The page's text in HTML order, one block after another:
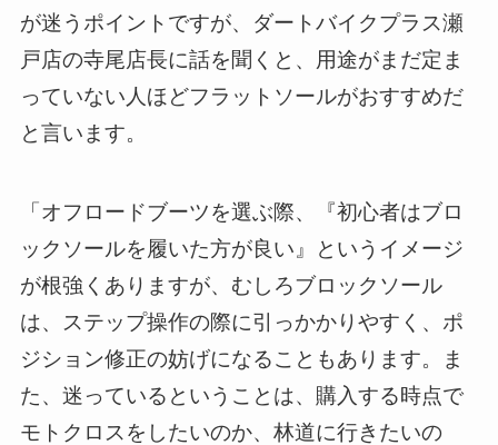
が迷うポイントですが、ダートバイクプラス瀬
戸店の寺尾店長に話を聞くと、用途がまだ定ま
っていない人ほどフラットソールがおすすめだ
と言います。
「オフロードブーツを選ぶ際、『初心者はブロ
ックソールを履いた方が良い』というイメージ
が根強くありますが、むしろブロックソール
は、ステップ操作の際に引っかかりやすく、ポ
ジション修正の妨げになることもあります。ま
た、迷っているということは、購入する時点で
モトクロスをしたいのか、林道に行きたいの